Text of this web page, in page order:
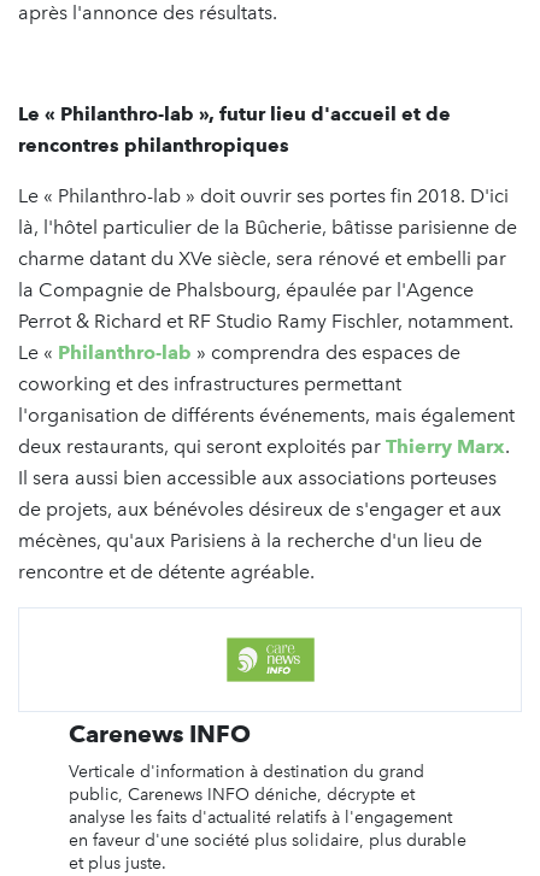
après l'annonce des résultats.
Le « Philanthro-lab », futur lieu d'accueil et de
rencontres philanthropiques
Le « Philanthro-lab » doit ouvrir ses portes fin 2018. D'ici
là, l'hôtel particulier de la Bûcherie, bâtisse parisienne de
charme datant du XVe siècle, sera rénové et embelli par
la Compagnie de Phalsbourg, épaulée par l'Agence
Perrot & Richard et RF Studio Ramy Fischler, notamment.
Le « Philanthro-lab » comprendra des espaces de
coworking et des infrastructures permettant
l'organisation de différents événements, mais également
deux restaurants, qui seront exploités par Thierry Marx.
Il sera aussi bien accessible aux associations porteuses
de projets, aux bénévoles désireux de s'engager et aux
mécènes, qu'aux Parisiens à la recherche d'un lieu de
rencontre et de détente agréable.
Carenews INFO
Verticale d'information à destination du grand
public, Carenews INFO déniche, décrypte et
analyse les faits d'actualité relatifs à l'engagement
en faveur d'une société plus solidaire, plus durable
et plus juste.